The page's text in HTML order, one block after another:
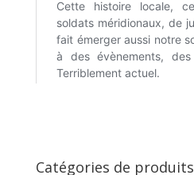
Catégories de produits